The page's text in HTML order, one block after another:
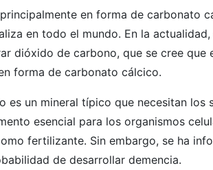
en forma de carbonato
en todo el mundo. En la
dióxido de carbono, que se cree que
forma de carbonato cálcico.
es un mineral típico que necesitan los
esencial para los organismos
fertilizante. Sin embargo, se ha
de desarrollar demencia.